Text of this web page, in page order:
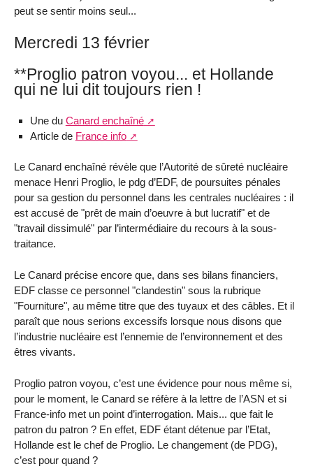
peut se sentir moins seul...
Mercredi 13 février
**Proglio patron voyou... et Hollande
qui ne lui dit toujours rien !
Une du Canard enchaîné
Article de France info
Le Canard enchaîné révèle que l’Autorité de sûreté nucléaire
menace Henri Proglio, le pdg d’EDF, de poursuites pénales
pour sa gestion du personnel dans les centrales nucléaires : il
est accusé de "prêt de main d’oeuvre à but lucratif" et de
"travail dissimulé" par l’intermédiaire du recours à la sous-
traitance.
Le Canard précise encore que, dans ses bilans financiers,
EDF classe ce personnel "clandestin" sous la rubrique
"Fourniture", au même titre que des tuyaux et des câbles. Et il
paraît que nous serions excessifs lorsque nous disons que
l’industrie nucléaire est l’ennemie de l’environnement et des
êtres vivants.
Proglio patron voyou, c’est une évidence pour nous même si,
pour le moment, le Canard se réfère à la lettre de l’ASN et si
France-info met un point d’interrogation. Mais... que fait le
patron du patron ? En effet, EDF étant détenue par l’Etat,
Hollande est le chef de Proglio. Le changement (de PDG),
c’est pour quand ?